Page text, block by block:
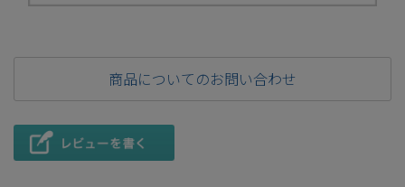
商品についてのお問い合わせ